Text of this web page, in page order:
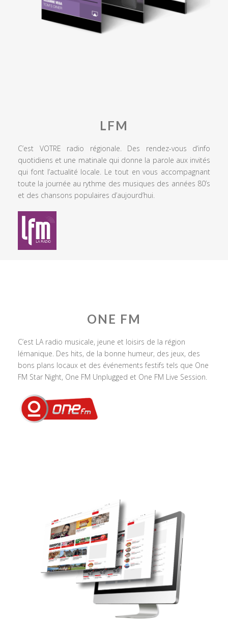
LFM
C’est VOTRE radio régionale. Des rendez-vous d’info
quotidiens et une matinale qui donne la parole aux invités
qui font l’actualité locale. Le tout en vous accompagnant
toute la journée au rythme des musiques des années 80’s
et des chansons populaires d’aujourd’hui.
ONE FM
C’est LA radio musicale, jeune et loisirs de la région
lémanique. Des hits, de la bonne humeur, des jeux, des
bons plans locaux et des événements festifs tels que One
FM Star Night, One FM Unplugged et One FM Live Session.